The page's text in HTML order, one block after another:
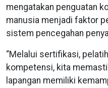
mengatakan penguatan
manusia menjadi faktor
sistem pencegahan
“Melalui sertifikasi,
kompetensi, kita
lapangan memiliki